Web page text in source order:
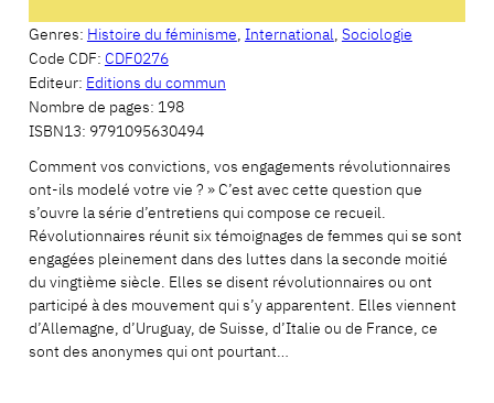
Genres: Histoire du féminisme, International, Sociologie
Code CDF: CDF0276
Editeur: Editions du commun
Nombre de pages: 198
ISBN13: 9791095630494
Comment vos convictions, vos engagements révolutionnaires
ont-ils modelé votre vie ? » C’est avec cette question que
s’ouvre la série d’entretiens qui compose ce recueil.
Révolutionnaires réunit six témoignages de femmes qui se sont
engagées pleinement dans des luttes dans la seconde moitié
du vingtième siècle. Elles se disent révolutionnaires ou ont
participé à des mouvement qui s’y apparentent. Elles viennent
d’Allemagne, d’Uruguay, de Suisse, d’Italie ou de France, ce
sont des anonymes qui ont pourtant…